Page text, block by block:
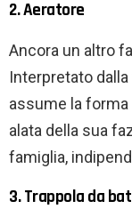
2. Aeratore
Ancora un altro
Interpretato
assume la
alata della sua
famiglia,
3. Trappola da